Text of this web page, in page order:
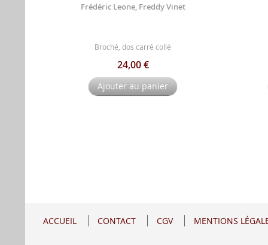
Frédéric Leone, Freddy Vinet
Broché, dos carré collé
24,00 €
Ajouter au panier
ACCUEIL CONTACT CGV MENTIONS